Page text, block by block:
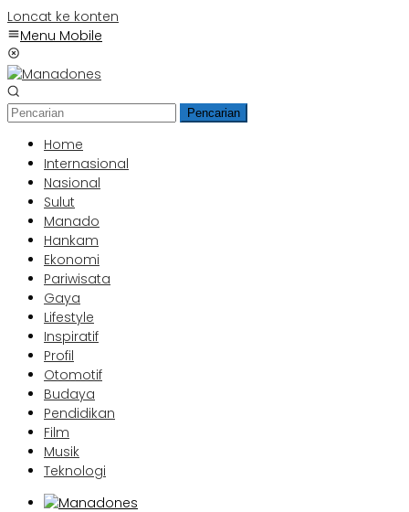
Loncat ke konten
Menu Mobile
Pencarian
Home
Internasional
Nasional
Sulut
Manado
Hankam
Ekonomi
Pariwisata
Gaya
Lifestyle
Inspiratif
Profil
Otomotif
Budaya
Pendidikan
Film
Musik
Teknologi